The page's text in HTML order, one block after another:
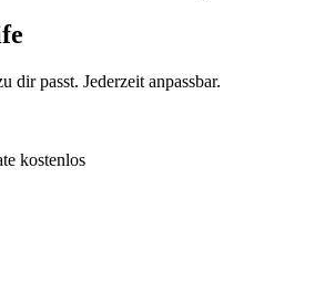
dir passt. Jederzeit anpassbar.
kostenlos